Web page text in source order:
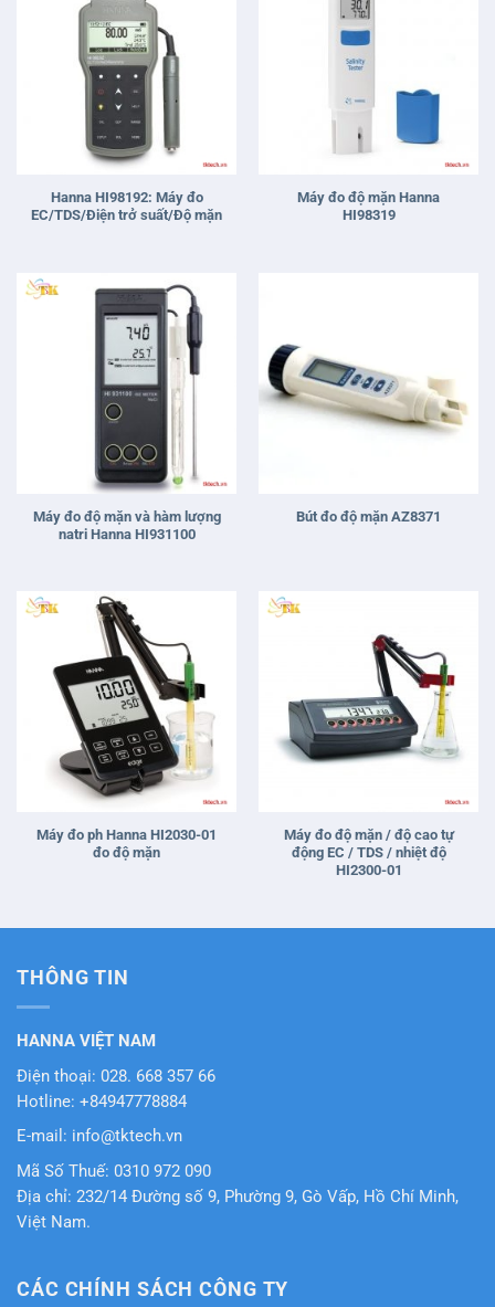
Hanna HI98192: Máy đo
EC/TDS/Điện trở suất/Độ mặn
Máy đo độ mặn Hanna
HI98319
Máy đo độ mặn và hàm lượng
natri Hanna HI931100
Bút đo độ mặn AZ8371
Máy đo ph Hanna HI2030-01
đo độ mặn
Máy đo độ mặn / độ cao tự
động EC / TDS / nhiệt độ
HI2300-01
THÔNG TIN
HANNA VIỆT NAM
Điện thoại: 028. 668 357 66
Hotline: +84947778884
E-mail: info@tktech.vn
Mã Số Thuế: 0310 972 090
Địa chỉ: 232/14 Đường số 9, Phường 9, Gò Vấp, Hồ Chí Minh,
Việt Nam.
CÁC CHÍNH SÁCH CÔNG TY